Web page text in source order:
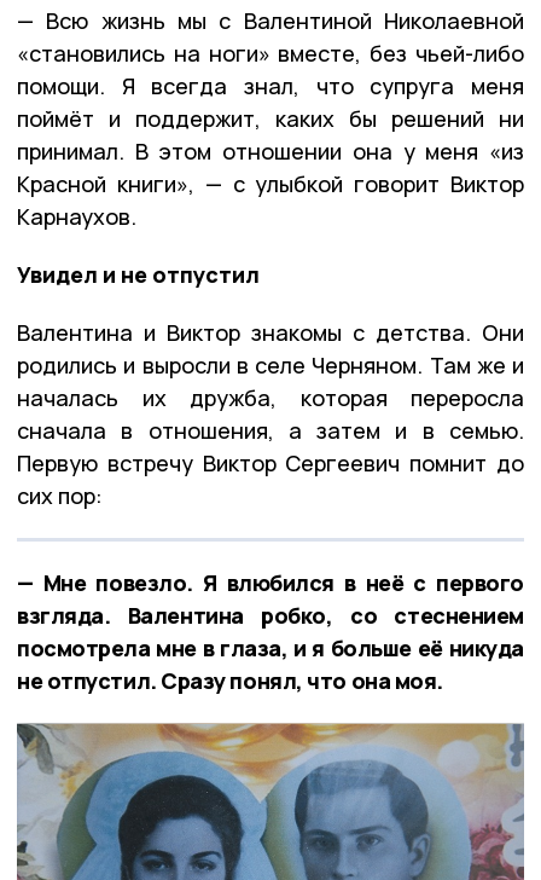
— Всю жизнь мы с Валентиной Николаевной
«становились на ноги» вместе, без чьей-либо
помощи. Я всегда знал, что супруга меня
поймёт и поддержит, каких бы решений ни
принимал. В этом отношении она у меня «из
Красной книги», — с улыбкой говорит Виктор
Карнаухов.
Увидел и не отпустил
Валентина и Виктор знакомы с детства. Они
родились и выросли в селе Черняном. Там же и
началась их дружба, которая переросла
сначала в отношения, а затем и в семью.
Первую встречу Виктор Сергеевич помнит до
сих пор:
— Мне повезло. Я влюбился в неё с первого
взгляда. Валентина робко, со стеснением
посмотрела мне в глаза, и я больше её никуда
не отпустил. Сразу понял, что она моя.